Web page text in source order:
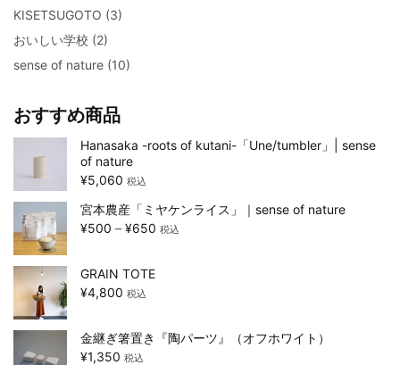
KISETSUGOTO (3)
おいしい学校 (2)
sense of nature (10)
おすすめ商品
Hanasaka -roots of kutani-「Une/tumbler」| sense
of nature
¥5,060 税込
宮本農産「ミヤケンライス」｜sense of nature
¥500 – ¥650 税込
GRAIN TOTE
¥4,800 税込
金継ぎ箸置き『陶パーツ』（オフホワイト）
¥1,350 税込